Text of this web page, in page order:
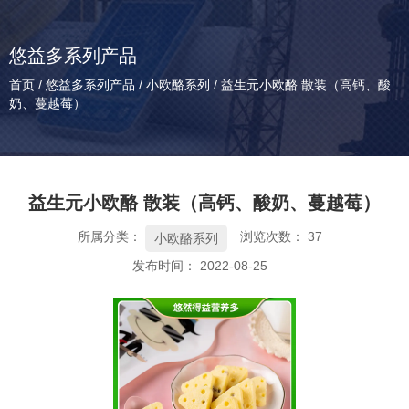
悠益多系列产品
首页 / 悠益多系列产品 / 小欧酪系列 / 益生元小欧酪 散装（高钙、酸
奶、蔓越莓）
益生元小欧酪 散装（高钙、酸奶、蔓越莓）
所属分类： 小欧酪系列 浏览次数： 37
发布时间： 2022-08-25